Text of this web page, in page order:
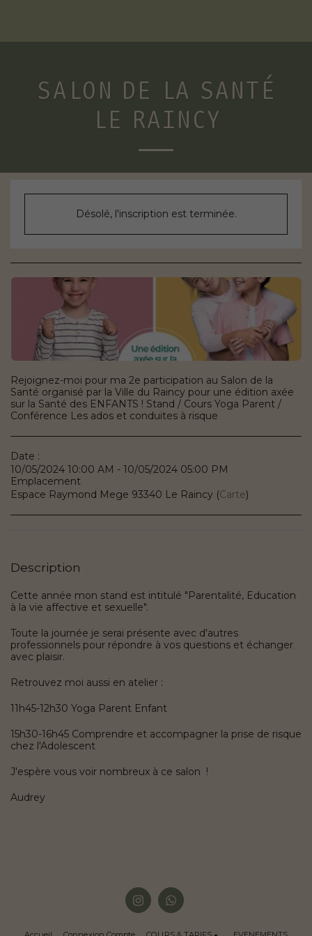
SALON DE LA SANTÉ
LE RAINCY
Désolé, l'inscription est terminée.
Rejoignez-moi pour ma 2e participation au Salon de la
Santé organisé par la Ville du Raincy pour une édition axée
sur la Santé des ENFANTS ! Stand / Cours Yoga Parent /
Conférence Les ados et conduites à risque
Date :
10/05/2024 10:00 AM - 10/05/2024 05:00 PM
Emplacement
Espace Raymond Mege 93340 Le Raincy (Carte)
Description
Cette année mon stand est intitulé "Parentalité, Education
à la vie affective et sexuelle".
Toute la journée je serai présente avec d'autres
professionnels pour répondre à vos questions et échanger
avec plaisir.
Retrouvez moi aussi en atelier :
11h45-12h30 Yoga Parent Enfant
15h30-16h45 Comprendre et accompagner la prise de risque
chez l'Adolescent
J'espère vous voir nombreux à ce salon !
Audrey